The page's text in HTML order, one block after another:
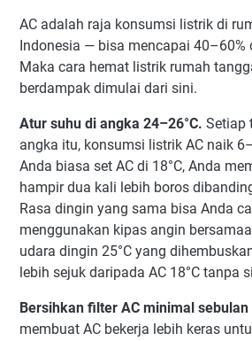
AC adalah raja konsumsi listrik di
Indonesia — bisa mencapai
Maka cara hemat listrik rumah
berdampak dimulai dari sini.
Atur suhu di angka 24–26°C. Setiap
angka itu, konsumsi listrik AC naik
Anda biasa set AC di 18°C, Anda
hampir dua kali lebih boros
Rasa dingin yang sama bisa Anda
menggunakan kipas angin
udara dingin 25°C yang
lebih sejuk daripada AC 18°C tanpa
Bersihkan filter AC minimal
membuat AC bekerja lebih keras